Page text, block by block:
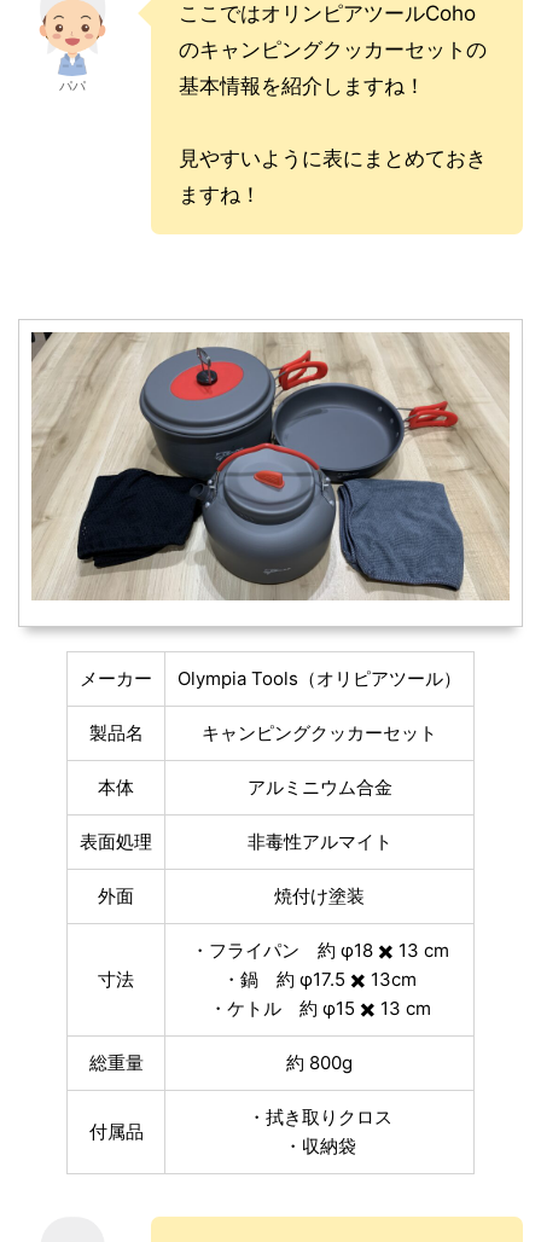
パパ
ここではオリンピアツールCoho
のキャンピングクッカーセットの
基本情報を紹介しますね！
見やすいように表にまとめておき
ますね！
メーカー Olympia Tools（オリピアツール）
製品名 キャンピングクッカーセット
本体 アルミニウム合金
表面処理 非毒性アルマイト
外面 焼付け塗装
寸法
・フライパン 約 φ18 ✖️ 13 cm
・鍋 約 φ17.5 ✖️ 13cm
・ケトル 約 φ15 ✖️ 13 cm
総重量 約 800g
付属品
・拭き取りクロス
・収納袋